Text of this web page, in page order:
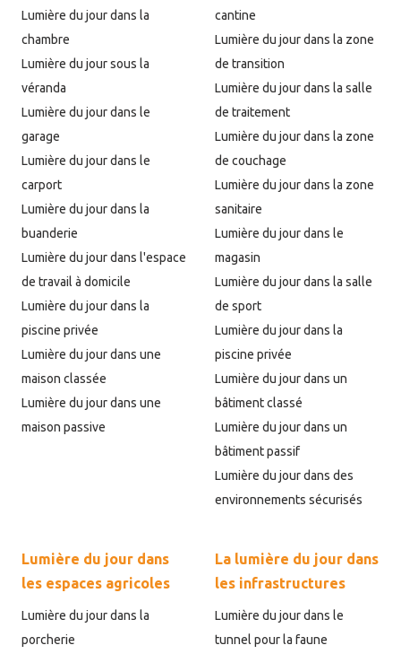
Lumière du jour dans la
chambre
Lumière du jour sous la
véranda
Lumière du jour dans le
garage
Lumière du jour dans le
carport
Lumière du jour dans la
buanderie
Lumière du jour dans l'espace
de travail à domicile
Lumière du jour dans la
piscine privée
Lumière du jour dans une
maison classée
Lumière du jour dans une
maison passive
cantine
Lumière du jour dans la zone
de transition
Lumière du jour dans la salle
de traitement
Lumière du jour dans la zone
de couchage
Lumière du jour dans la zone
sanitaire
Lumière du jour dans le
magasin
Lumière du jour dans la salle
de sport
Lumière du jour dans la
piscine privée
Lumière du jour dans un
bâtiment classé
Lumière du jour dans un
bâtiment passif
Lumière du jour dans des
environnements sécurisés
Lumière du jour dans
les espaces agricoles
Lumière du jour dans la
porcherie
La lumière du jour dans
les infrastructures
Lumière du jour dans le
tunnel pour la faune